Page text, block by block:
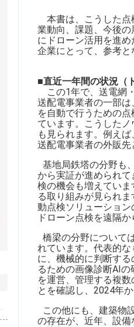
本書は、こうした点
業動向、課題、今後
にドローン活用を進
企業にとって、参考と
■直近一年間の状況（
この1年で、送電網
送配電事業者の一部
を自動で行うための
ています。こうした
も見られます。例え
送配電事業者の外販先
基地局鉄塔の分野も
から実証が進められ
検の機会も増えてい
る取り組みが見られ
動点検ソリューショ
ドローン点検を遠隔
橋梁の分野について
れています。代表的
に、機械的に判断す
るための画像診断AI
を運営、管理する複
とを確認し、2024年
この他にも、建築物
の存在が、近年、設